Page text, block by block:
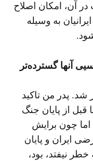
آن، امكان اصلاح
به وسيله
آنها گسترده‌تر
شد. پدر من تاكيد
از پايان جنگ
چون برایش
ايران و پايان
نيفتد، بود،